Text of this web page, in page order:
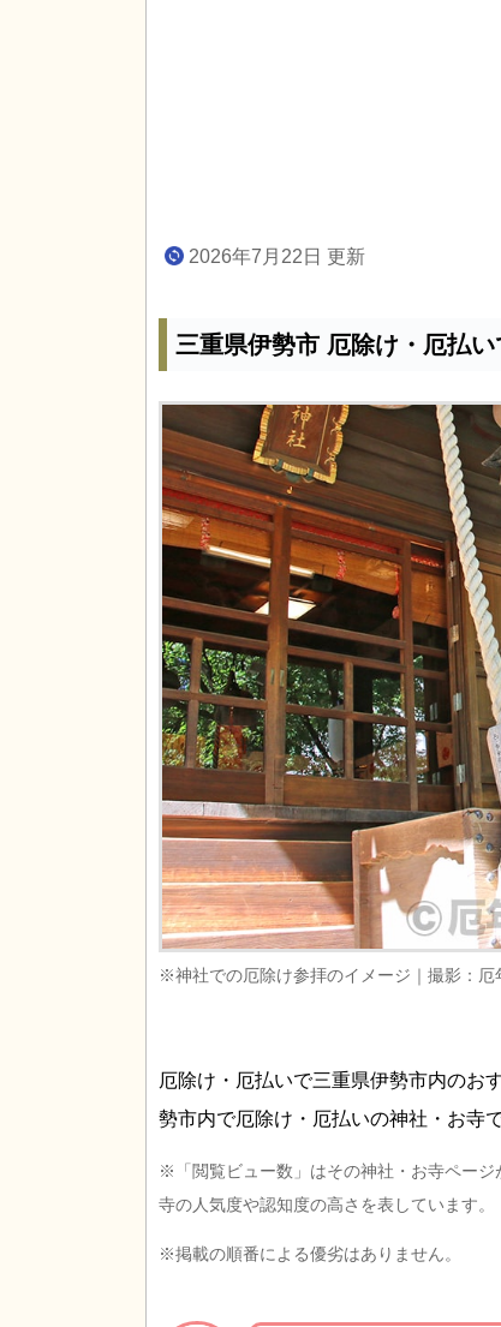
2026年7月22日 更新
三重県伊勢市 厄除け・厄払
※神社での厄除け参拝のイメージ｜撮影：厄
厄除け・厄払いで三重県伊勢市内のお
勢市内で厄除け・厄払いの神社・お寺
※「閲覧ビュー数」はその神社・お寺ペー
寺の人気度や認知度の高さを表しています。
※掲載の順番による優劣はありません。